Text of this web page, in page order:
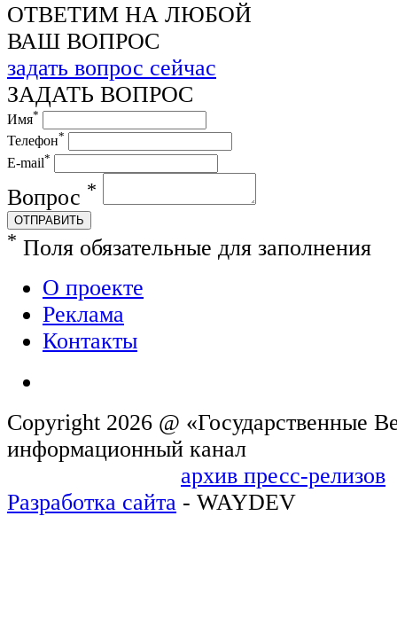
ОТВЕТИМ НА ЛЮБОЙ
ВАШ ВОПРОС
задать вопрос сейчас
ЗАДАТЬ ВОПРОС
Имя*
Телефон*
E-mail*
Вопрос *
ОТПРАВИТЬ
* Поля обязательные для заполнения
О проекте
Реклама
Контакты
Copyright 2026 @ «Государственные
архив пресс-релизов
Разработка сайта - WAYDEV